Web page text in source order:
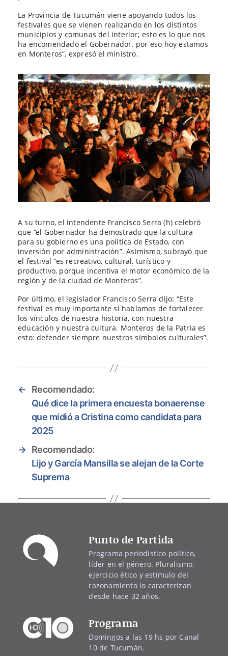
La Provincia de Tucumán viene apoyando todos los
festivales que se vienen realizando en los distintos
municipios y comunas del interior; esto es lo que nos
ha encomendado el Gobernador. por eso hoy estamos
en Monteros”, expresó el ministro.
A su turno, el intendente Francisco Serra (h) celebró
que “el Gobernador ha demostrado que la cultura
para su gobierno es una política de Estado, con
inversión por administración”. Asimismo, subrayó que
el festival “es recreativo, cultural, turístico y
productivo, porque incentiva el motor económico de la
región y de la ciudad de Monteros”.
Por último, el legislador Francisco Serra dijo: “Este
festival es muy importante si hablamos de fortalecer
los vínculos de nuestra historia, con nuestra
educación y nuestra cultura. Monteros de la Patria es
esto: defender siempre nuestros símbolos culturales”.
←
Recomendado:
Qué dice la primera encuesta bonaerense
que midió a Cristina como candidata para
2025
→ Recomendado:
Lijo y García Mansilla se alejan de la Corte
Suprema
Punto de Partida
Programa periodístico político,
líder en el género. Pluralismo,
ejercicio ético y estímulo del
razonamiento lo caracterizan
desde hace 32 años.
Programa
Domingos a las 19 hs por Canal
10 de Tucumán.